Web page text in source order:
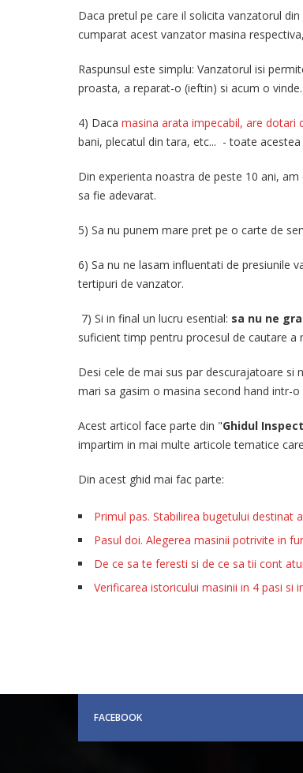
Daca pretul pe care il solicita vanzatorul
cumparat acest vanzator masina
Raspunsul este simplu: Vanzatorul isi
proasta, a reparat-o (ieftin) si acum o vinde.
4) Daca masina arata impecabil, are dotari
bani, plecatul din tara, etc... - toate
Din experienta noastra de peste 10 ani,
sa fie adevarat.
5) Sa nu punem mare pret pe o carte de
6) Sa nu ne lasam influentati de presiunile
tertipuri de vanzator.
7) Si in final un lucru esential: sa nu ne
suficient timp pentru procesul de cautare a
Desi cele de mai sus par descurajatoare si
mari sa gasim o masina second hand intr-
Acest articol face parte din "Ghidul
impartim in mai multe articole tematice
Din acest ghid mai fac parte:
Primul pas. Stabilirea bugetului destinat
Pasul doi. Alegerea masinii potrivite in
De ce sa te feresti si de ce sa tii cont
Verificarea istoricului masinii in 4 pasi si
FACEBOOK